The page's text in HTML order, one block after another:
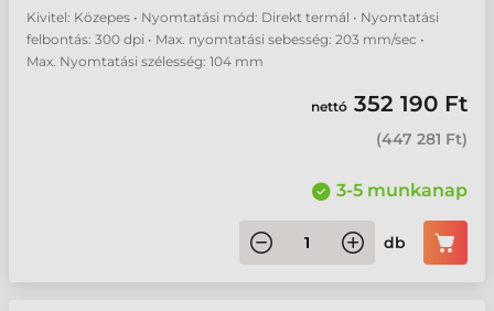
Kivitel: Közepes • Nyomtatási mód: Direkt termál • Nyomtatási
felbontás: 300 dpi • Max. nyomtatási sebesség: 203 mm/sec •
Max. Nyomtatási szélesség: 104 mm
nettó 352 190 Ft
(447 281 Ft)
3-5 munkanap
db